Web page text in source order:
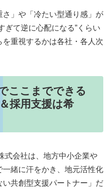
」や「冷たい型通り感」が
ぎて逆に心配になる”くらい
重視するかは各社・各人次
ここまでできる
採用支援は希
式会社は、地方中小企業や
緒に汗をかき、地元活性化
共創型支援パートナー」だ